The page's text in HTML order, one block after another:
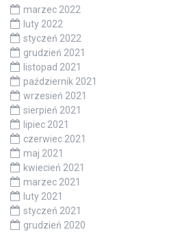
marzec 2022
luty 2022
styczeń 2022
grudzień 2021
listopad 2021
październik 2021
wrzesień 2021
sierpień 2021
lipiec 2021
czerwiec 2021
maj 2021
kwiecień 2021
marzec 2021
luty 2021
styczeń 2021
grudzień 2020